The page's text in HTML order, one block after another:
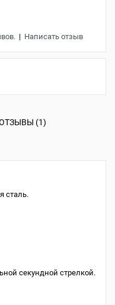
| Написать отзыв
(1)
сталь.
секундной стрелкой.